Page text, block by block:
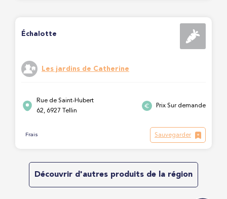
Échalotte
Les jardins de Catherine
Rue de Saint-Hubert
62, 6927 Tellin
Prix Sur demande
Frais Sauvegarder
Découvrir d'autres produits de la région